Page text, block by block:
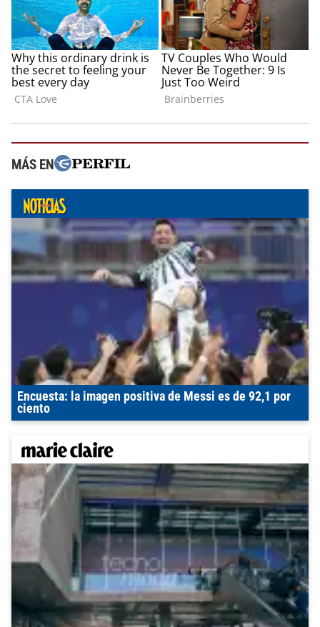
MÁS EN
Encuesta: la imagen positiva de Messi es de 92,1 por
ciento